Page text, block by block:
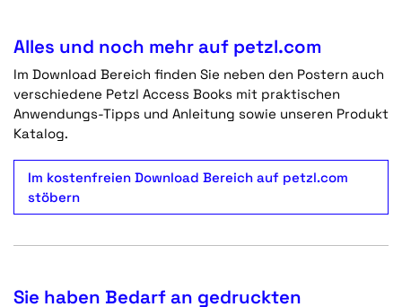
Alles und noch mehr auf petzl.com
Im Download Bereich finden Sie neben den Postern auch
verschiedene Petzl Access Books mit praktischen
Anwendungs-Tipps und Anleitung sowie unseren Produkt
Katalog.
Im kostenfreien Download Bereich auf petzl.com
stöbern
Sie haben Bedarf an gedruckten